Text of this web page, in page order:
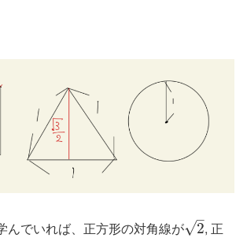
んでいれば、正方形の対角線が 2
–
√ , 正